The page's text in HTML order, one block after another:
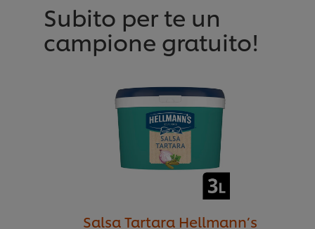
Subito per te un
campione gratuito!
Salsa Tartara Hellmann’s